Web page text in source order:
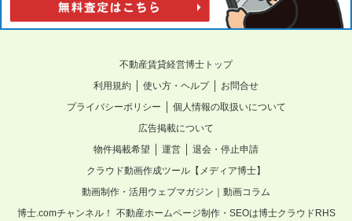
不動産賃貸経営博士トップ
利用規約 ｜ 使い方・ヘルプ｜ お問合せ
プライバシーポリシー ｜ 個人情報の取扱いについて
広告掲載について
物件掲載希望 ｜ 運営 ｜ 退会・停止申請
クラウド動画作成ツール【メディア博士】
動画制作・活用ウェブマガジン｜動画コラム
博士.comチャンネル！
不動産ホームページ制作・SEOは博士クラウドRHS